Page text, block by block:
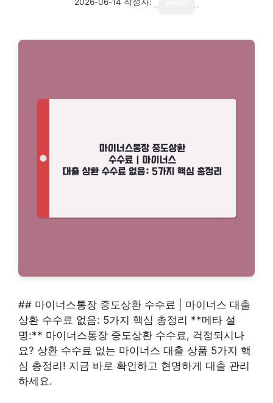
## 마이너스통장 중도상환 수수료 | 마이너스 대출
상환 수수료 없음: 5가지 핵심 총정리 **메타 설
명:** 마이너스통장 중도상환 수수료, 걱정되시나
요? 상환 수수료 없는 마이너스 대출 상품 5가지 핵
심 총정리! 지금 바로 확인하고 현명하게 대출 관리
하세요.